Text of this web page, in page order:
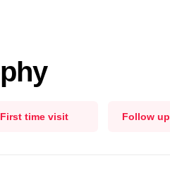
First time visit Follow up